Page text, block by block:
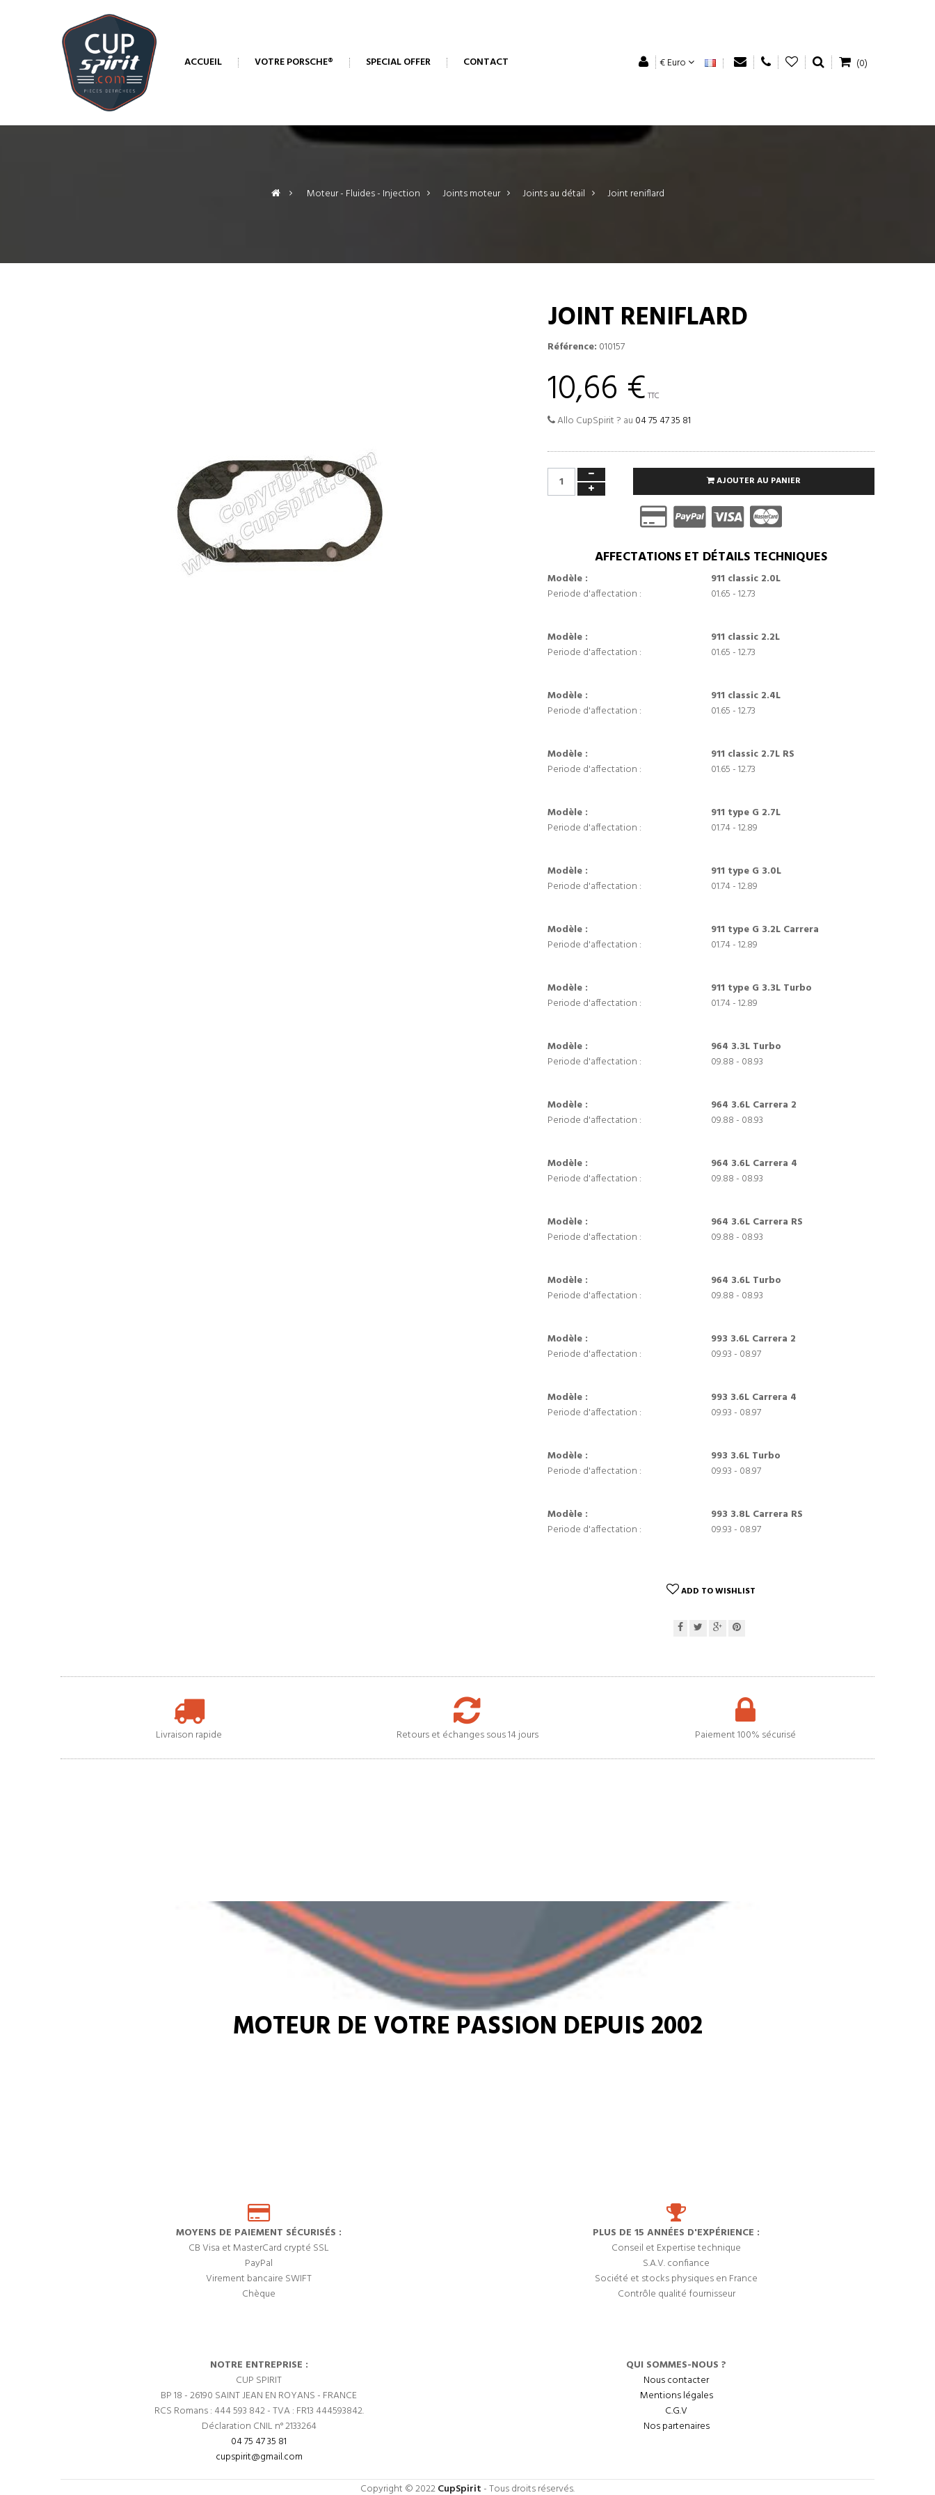
ACCUEIL VOTRE PORSCHE® SPECIAL OFFER CONTACT € Euro (0)
> Moteur - Fluides - Injection > Joints moteur > Joints au détail > Joint reniflard
JOINT RENIFLARD
Référence: 010157
10,66 € TTC
Allo CupSpirit ? au 04 75 47 35 81
AJOUTER AU PANIER
AFFECTATIONS ET DÉTAILS TECHNIQUES
Modèle :
911 classic 2.0L
Periode d'affectation :
01.65 - 12.73
Modèle :
911 classic 2.2L
Periode d'affectation :
01.65 - 12.73
Modèle :
911 classic 2.4L
Periode d'affectation :
01.65 - 12.73
Modèle :
911 classic 2.7L RS
Periode d'affectation :
01.65 - 12.73
Modèle :
911 type G 2.7L
Periode d'affectation :
01.74 - 12.89
Modèle :
911 type G 3.0L
Periode d'affectation :
01.74 - 12.89
Modèle :
911 type G 3.2L Carrera
Periode d'affectation :
01.74 - 12.89
Modèle :
911 type G 3.3L Turbo
Periode d'affectation :
01.74 - 12.89
Modèle :
964 3.3L Turbo
Periode d'affectation :
09.88 - 08.93
Modèle :
964 3.6L Carrera 2
Periode d'affectation :
09.88 - 08.93
Modèle :
964 3.6L Carrera 4
Periode d'affectation :
09.88 - 08.93
Modèle :
964 3.6L Carrera RS
Periode d'affectation :
09.88 - 08.93
Modèle :
964 3.6L Turbo
Periode d'affectation :
09.88 - 08.93
Modèle :
993 3.6L Carrera 2
Periode d'affectation :
09.93 - 08.97
Modèle :
993 3.6L Carrera 4
Periode d'affectation :
09.93 - 08.97
Modèle :
993 3.6L Turbo
Periode d'affectation :
09.93 - 08.97
Modèle :
993 3.8L Carrera RS
Periode d'affectation :
09.93 - 08.97
ADD TO WISHLIST
Livraison rapide Retours et échanges sous 14 jours Paiement 100% sécurisé
MOTEUR DE VOTRE PASSION DEPUIS 2002
MOYENS DE PAIEMENT SÉCURISÉS :
CB Visa et MasterCard crypté SSL
PayPal
Virement bancaire SWIFT
Chèque
PLUS DE 15 ANNÉES D'EXPÉRIENCE :
Conseil et Expertise technique
S.A.V. confiance
Société et stocks physiques en France
Contrôle qualité fournisseur
NOTRE ENTREPRISE :
CUP SPIRIT
BP 18 - 26190 SAINT JEAN EN ROYANS - FRANCE
RCS Romans : 444 593 842 - TVA : FR13 444593842.
Déclaration CNIL n° 2133264
04 75 47 35 81
cupspirit@gmail.com
QUI SOMMES-NOUS ?
Nous contacter
Mentions légales
C.G.V
Nos partenaires
Copyright © 2022CupSpirit - Tous droits réservés.